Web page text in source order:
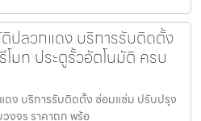
ปลวกแดง บริการรับติดตั้ง
มท ประตูรั้วอัตโนมัติ ครบ
ง บริการรับติดตั้ง ซ่อมแซ่ม ปรับปรุง
งจร ราคาถูก พร้อ